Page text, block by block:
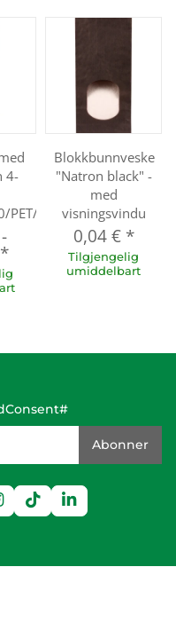
4-
CPP
*
Blokkbunnveske
"Natron black" -
med
visningsvindu
0,04 € *
Tilgjengelig
umiddelbart
Abonner